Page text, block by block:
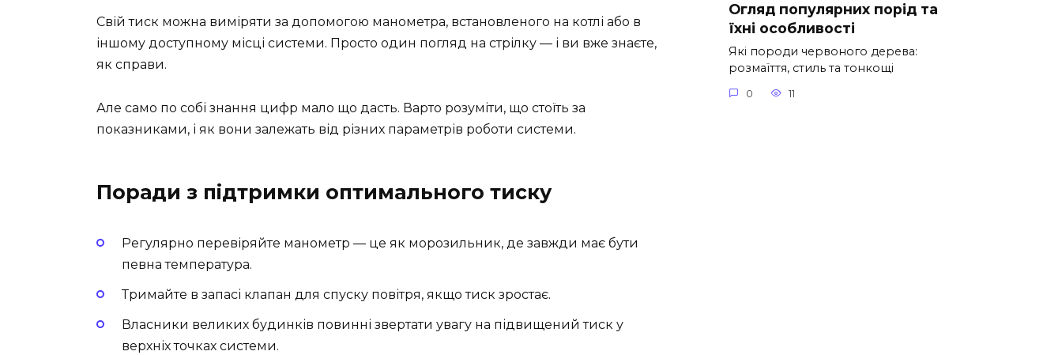
Свій тиск можна виміряти за допомогою манометра, встановленого на котлі або в
іншому доступному місці системи. Просто один погляд на стрілку — і ви вже знаєте,
як справи.
Але само по собі знання цифр мало що дасть. Варто розуміти, що стоїть за
показниками, і як вони залежать від різних параметрів роботи системи.
Поради з підтримки оптимального тиску
Регулярно перевіряйте манометр — це як морозильник, де завжди має бути
певна температура.
Тримайте в запасі клапан для спуску повітря, якщо тиск зростає.
Власники великих будинків повинні звертати увагу на підвищений тиск у
верхніх точках системи.
Огляд популярних порід та
їхні особливості
Які породи червоного дерева:
розмаїття, стиль та тонкощі
0 11